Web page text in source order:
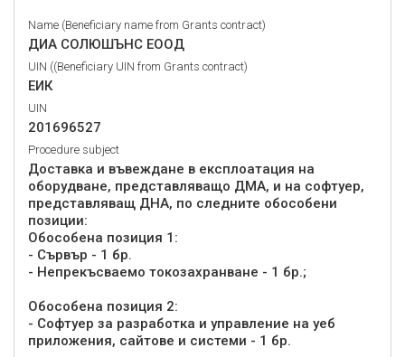
Name (Beneficiary name from Grants contract)
ДИА СОЛЮШЪНС ЕООД
UIN ((Beneficiary UIN from Grants contract)
ЕИК
UIN
201696527
Procedure subject
Доставка и въвеждане в експлоатация на
оборудване, представляващо ДМА, и на софтуер,
представляващ ДНА, по следните обособени
позиции:
Обособена позиция 1:
- Сървър - 1 бр.
- Непрекъсваемо токозахранване - 1 бр.;
Обособена позиция 2:
- Софтуер за разработка и управление на уеб
приложения, сайтове и системи - 1 бр.